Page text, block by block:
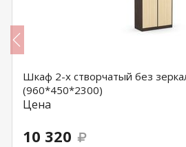
Шкаф 2-х створчатый без
(960*450*2300)
Цена
10 320